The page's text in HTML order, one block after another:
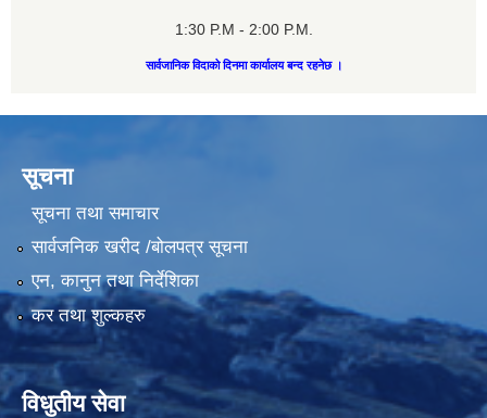
1:30 P.M - 2:00 P.M.
सार्वजानिक विदाको दिनमा कार्यालय बन्द रहनेछ ।
सूचना
सूचना तथा समाचार
सार्वजनिक खरीद /बोलपत्र सूचना
एन, कानुन तथा निर्देशिका
कर तथा शुल्कहरु
विधुतीय सेवा